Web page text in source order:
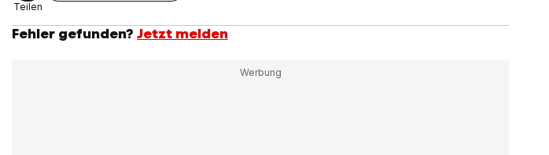
Teilen
Fehler gefunden? Jetzt melden